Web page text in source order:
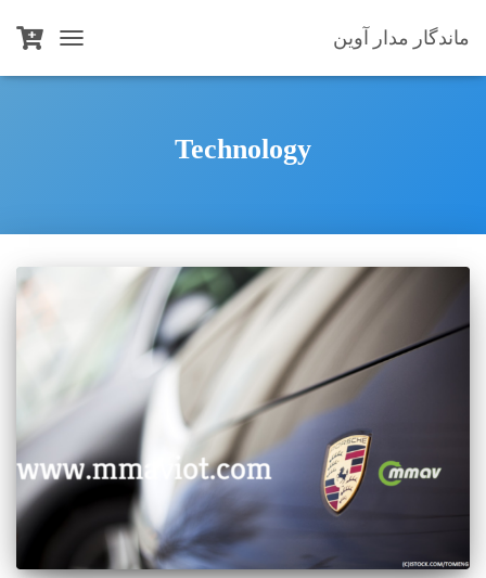
ماندگار مدار آوین
TOGGLE
NAVIGATION
Technology